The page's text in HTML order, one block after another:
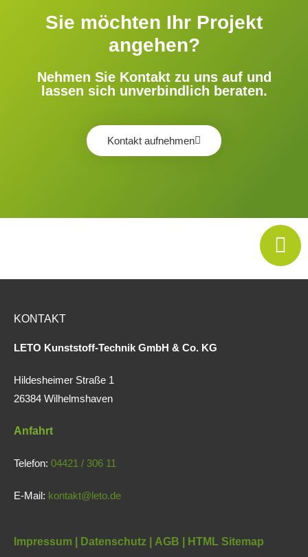
Sie möchten Ihr Projekt
angehen?
Nehmen Sie Kontakt zu uns auf und
lassen sich unverbindlich beraten.
Kontakt aufnehmen
KONTAKT
LETO Kunststoff-Technik GmbH & Co. KG
Hildesheimer Straße 1
26384 Wilhelmshaven
Anfahrt
Telefon: 04421 / 306 11
E-Mail: kontakt@leto.de
Impressum | Datenschutz AGB HTML Sitemap